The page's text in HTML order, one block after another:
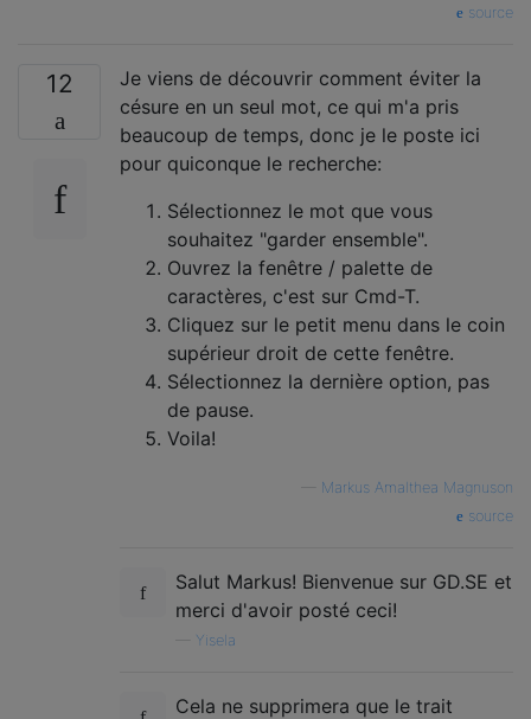
source
12
Je viens de découvrir comment éviter la
césure en un seul mot, ce qui m'a pris
beaucoup de temps, donc je le poste ici
pour quiconque le recherche:
Sélectionnez le mot que vous
souhaitez "garder ensemble".
Ouvrez la fenêtre / palette de
caractères, c'est sur Cmd-T.
Cliquez sur le petit menu dans le coin
supérieur droit de cette fenêtre.
Sélectionnez la dernière option, pas
de pause.
Voila!
Markus Amalthea Magnuson
source
Salut Markus! Bienvenue sur GD.SE et
merci d'avoir posté ceci!
Yisela
Cela ne supprimera que le trait